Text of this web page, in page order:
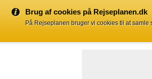
Brug af cookies på Rejseplanen.dk
På Rejseplanen bruger vi cookies til at